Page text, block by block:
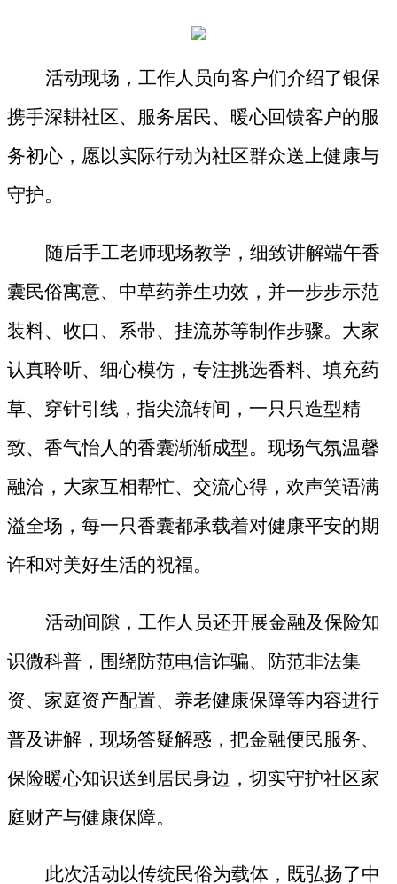
活动现场，工作人员向客户们介绍了银保
携手深耕社区、服务居民、暖心回馈客户的服
务初心，愿以实际行动为社区群众送上健康与
守护。
随后手工老师现场教学，细致讲解端午香
囊民俗寓意、中草药养生功效，并一步步示范
装料、收口、系带、挂流苏等制作步骤。大家
认真聆听、细心模仿，专注挑选香料、填充药
草、穿针引线，指尖流转间，一只只造型精
致、香气怡人的香囊渐渐成型。现场气氛温馨
融洽，大家互相帮忙、交流心得，欢声笑语满
溢全场，每一只香囊都承载着对健康平安的期
许和对美好生活的祝福。
活动间隙，工作人员还开展金融及保险知
识微科普，围绕防范电信诈骗、防范非法集
资、家庭资产配置、养老健康保障等内容进行
普及讲解，现场答疑解惑，把金融便民服务、
保险暖心知识送到居民身边，切实守护社区家
庭财产与健康保障。
此次活动以传统民俗为载体，既弘扬了中